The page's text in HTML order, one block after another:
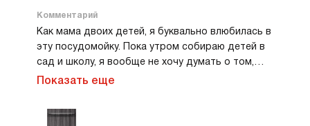
Комментарий
Как мама двоих детей, я буквально влюбилась в
эту посудомойку. Пока утром собираю детей в
сад и школу, я вообще не хочу думать о том,
сколько моющего средства наливать.
Загрузила посуду, закрыла дверцу, нажала
Показать еще